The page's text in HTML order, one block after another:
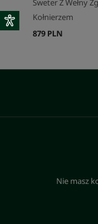
Sweter Z Wełny
Kołnierzem
879 PLN
Nie masz